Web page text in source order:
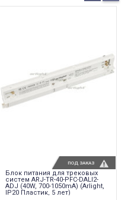
Блок питания для трековых
систем ARJ-TR-40-PFC-DALI2-
ADJ (40W, 700-1050mA) (Arlight,
IP20 Пластик, 5 лет)
ПОД ЗАКАЗ